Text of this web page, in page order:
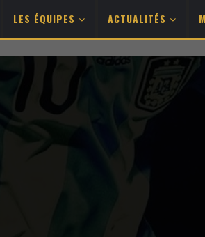
LES ÉQUIPES ACTUALITÉS